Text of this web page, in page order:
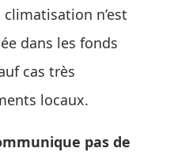
n’est
dans les fonds
cas très
locaux.
pas de